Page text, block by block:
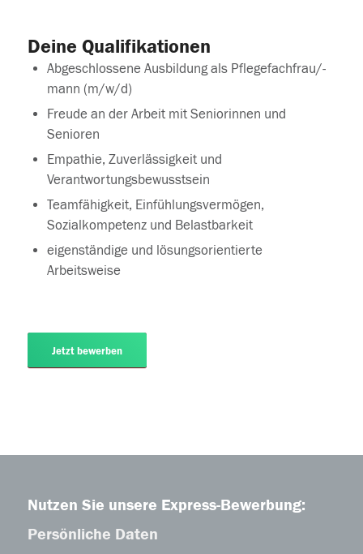
Deine Qualifikationen
Abgeschlossene Ausbildung als Pflegefachfrau/-
mann (m/w/d)
Freude an der Arbeit mit Seniorinnen und
Senioren
Empathie, Zuverlässigkeit und
Verantwortungsbewusstsein
Teamfähigkeit, Einfühlungsvermögen,
Sozialkompetenz und Belastbarkeit
eigenständige und lösungsorientierte
Arbeitsweise
Jetzt bewerben
Nutzen Sie unsere Express-Bewerbung:
Persönliche Daten